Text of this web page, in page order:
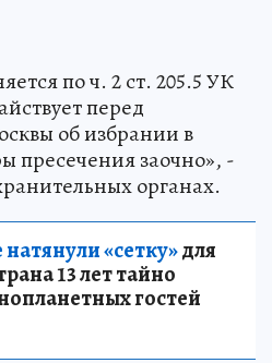
по ч. 2 ст. 205.5 УК
перед
об избрании в
пресечения заочно», -
органах.
«сетку»для
13 лет тайно
гостей